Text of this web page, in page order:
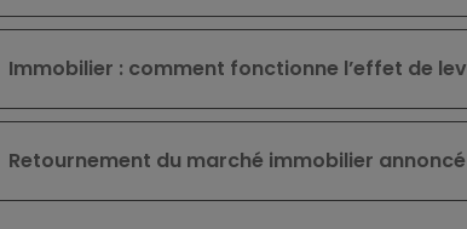
Immobilier : comment fonctionne l’effet de
Retournement du marché immobilier